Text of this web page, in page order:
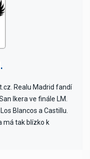
Realu Madrid fandí
Ikera ve finále LM.
Blancos a Castillu.
má tak blízko k